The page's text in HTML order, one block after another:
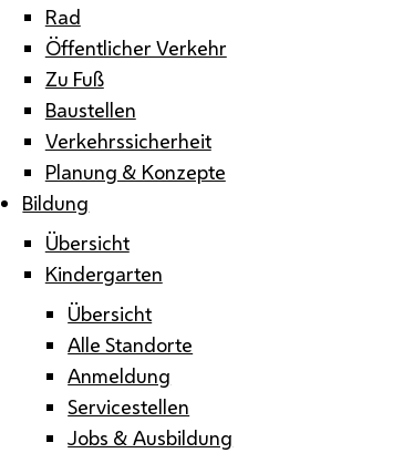
Rad
Öffentlicher Verkehr
Zu Fuß
Baustellen
Verkehrssicherheit
Planung & Konzepte
Bildung
Übersicht
Kindergarten
Übersicht
Alle Standorte
Anmeldung
Servicestellen
Jobs & Ausbildung